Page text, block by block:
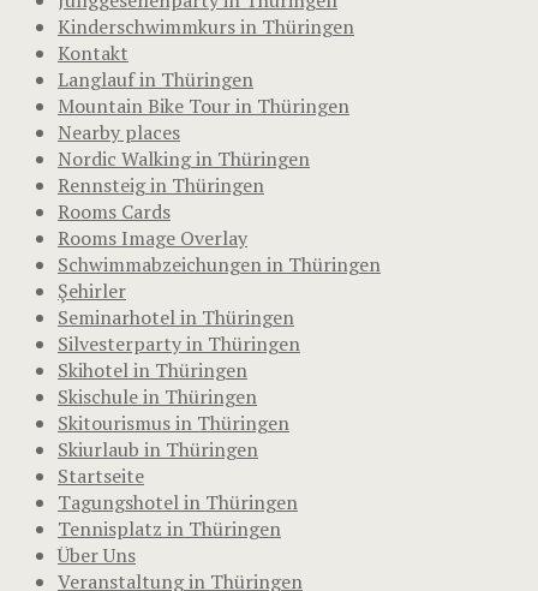
Kinderschwimmkurs in Thüringen
Kontakt
Langlauf in Thüringen
Mountain Bike Tour in Thüringen
Nearby places
Nordic Walking in Thüringen
Rennsteig in Thüringen
Rooms Cards
Rooms Image Overlay
Schwimmabzeichungen in Thüringen
Şehirler
Seminarhotel in Thüringen
Silvesterparty in Thüringen
Skihotel in Thüringen
Skischule in Thüringen
Skitourismus in Thüringen
Skiurlaub in Thüringen
Startseite
Tagungshotel in Thüringen
Tennisplatz in Thüringen
Über Uns
Veranstaltung in Thüringen